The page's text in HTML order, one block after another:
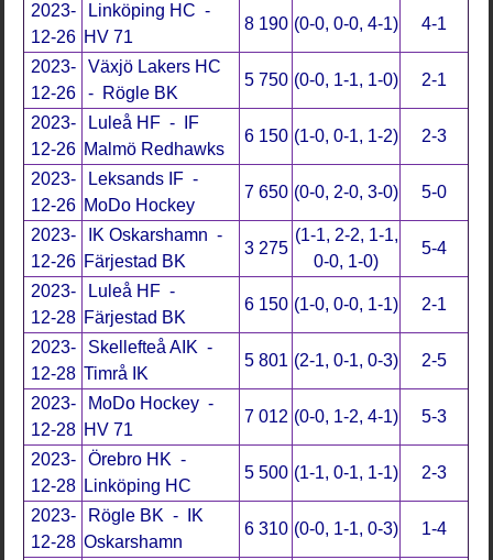
2023-
12-26
Linköping HC -
HV 71
8 190 (0-0, 0-0, 4-1) 4-1
2023-
12-26
Växjö Lakers HC
- Rögle BK
5 750 (0-0, 1-1, 1-0) 2-1
2023-
12-26
Luleå HF - IF
Malmö Redhawks
6 150 (1-0, 0-1, 1-2) 2-3
2023-
12-26
Leksands IF -
MoDo Hockey
7 650 (0-0, 2-0, 3-0) 5-0
2023-
12-26
IK Oskarshamn -
Färjestad BK
3 275
(1-1, 2-2, 1-1,
0-0, 1-0)
5-4
2023-
12-28
Luleå HF -
Färjestad BK
6 150 (1-0, 0-0, 1-1) 2-1
2023-
12-28
Skellefteå AIK -
Timrå IK
5 801 (2-1, 0-1, 0-3) 2-5
2023-
12-28
MoDo Hockey -
HV 71
7 012 (0-0, 1-2, 4-1) 5-3
2023-
12-28
Örebro HK -
Linköping HC
5 500 (1-1, 0-1, 1-1) 2-3
2023-
12-28
Rögle BK - IK
Oskarshamn
6 310 (0-0, 1-1, 0-3) 1-4